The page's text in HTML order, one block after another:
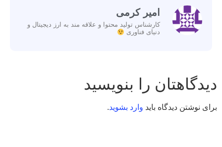
امیر کرمی
کارشناس تولید محتوا و علاقه مند به ارز دیجیتال و
دنیای فناوری
دیدگاهتان را بنویسید
برای نوشتن دیدگاه باید وارد بشوید.